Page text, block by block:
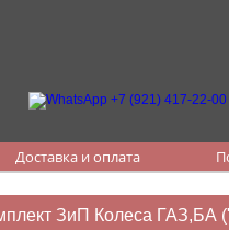
Доставка и оплата
ЗиП Колеса ГАЗ,БА